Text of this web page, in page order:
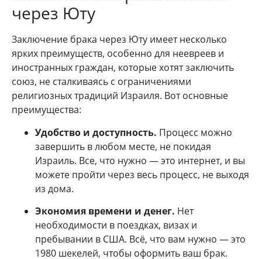
через Юту
Заключение брака через Юту имеет несколько
ярких преимуществ, особенно для неевреев и
иностранных граждан, которые хотят заключить
союз, не сталкиваясь с ограничениями
религиозных традиций Израиля. Вот основные
преимущества:
Удобство и доступность. Процесс можно
завершить в любом месте, не покидая
Израиль. Все, что нужно — это интернет, и вы
можете пройти через весь процесс, не выходя
из дома.
Экономия времени и денег. Нет
необходимости в поездках, визах и
пребывании в США. Всё, что вам нужно — это
1980 шекелей, чтобы оформить ваш брак.